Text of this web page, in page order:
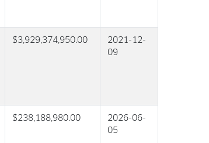
$3,929,374,950.00
2021-12-
09
$238,188,980.00
2026-06-
05